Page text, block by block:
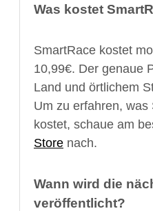
Was kostet
SmartRace kostet
10,99€. Der genaue
Land und örtlichem
Um zu erfahren, was
kostet, schaue am
Store nach.
Wann wird die
veröffentlicht?